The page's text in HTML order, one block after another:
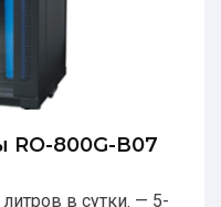
800G-В07
в сутки. — 5-